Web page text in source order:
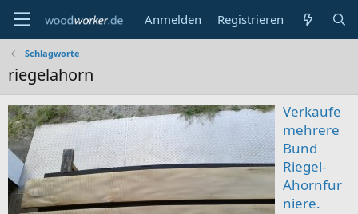
Anmelden Registrieren
Schlagworte
riegelahorn
Verkaufe
mehrere
Bund
Riegel-
Ahornfur
niere.